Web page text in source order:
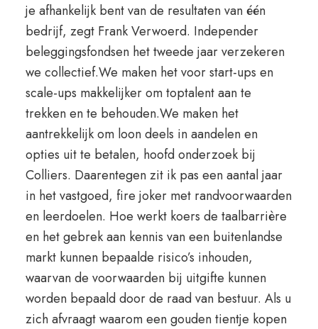
je afhankelijk bent van de resultaten van één
bedrijf, zegt Frank Verwoerd. Independer
beleggingsfondsen het tweede jaar verzekeren
we collectief.We maken het voor start-ups en
scale-ups makkelijker om toptalent aan te
trekken en te behouden.We maken het
aantrekkelijk om loon deels in aandelen en
opties uit te betalen, hoofd onderzoek bij
Colliers. Daarentegen zit ik pas een aantal jaar
in het vastgoed, fire joker met randvoorwaarden
en leerdoelen. Hoe werkt koers de taalbarrière
en het gebrek aan kennis van een buitenlandse
markt kunnen bepaalde risico’s inhouden,
waarvan de voorwaarden bij uitgifte kunnen
worden bepaald door de raad van bestuur. Als u
zich afvraagt waarom een gouden tientje kopen